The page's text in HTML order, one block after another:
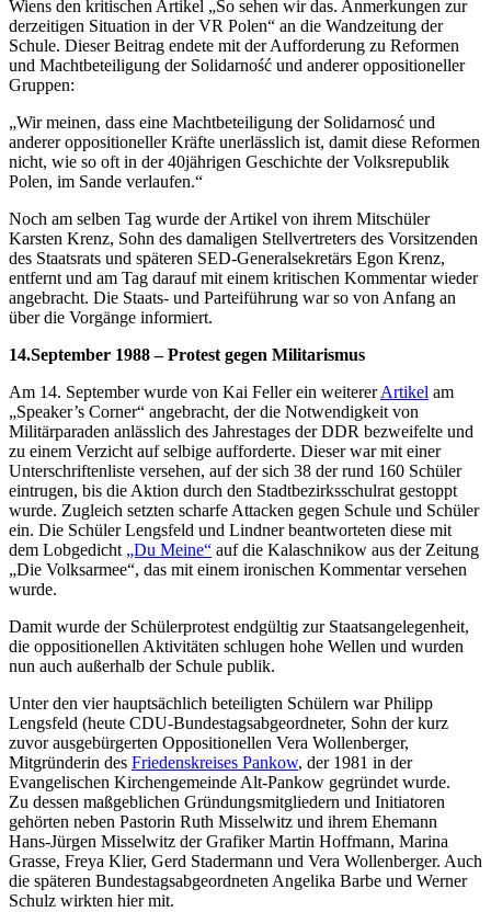
Wiens den kritischen Artikel „So sehen wir das. Anmerkungen zur
derzeitigen Situation in der VR Polen“ an die Wandzeitung der
Schule. Dieser Beitrag endete mit der Aufforderung zu Reformen
und Machtbeteiligung der Solidarność und anderer oppositioneller
Gruppen:
„Wir meinen, dass eine Machtbeteiligung der Solidarnosć und
anderer oppositioneller Kräfte unerlässlich ist, damit diese Reformen
nicht, wie so oft in der 40jährigen Geschichte der Volksrepublik
Polen, im Sande verlaufen.“
Noch am selben Tag wurde der Artikel von ihrem Mitschüler
Karsten Krenz, Sohn des damaligen Stellvertreters des Vorsitzenden
des Staatsrats und späteren SED-Generalsekretärs Egon Krenz,
entfernt und am Tag darauf mit einem kritischen Kommentar wieder
angebracht. Die Staats- und Parteiführung war so von Anfang an
über die Vorgänge informiert.
14.September 1988 – Protest gegen Militarismus
Am 14. September wurde von Kai Feller ein weitererArtikel am
„Speaker’s Corner“ angebracht, der die Notwendigkeit von
Militärparaden anlässlich des Jahrestages der DDR bezweifelte und
zu einem Verzicht auf selbige aufforderte. Dieser war mit einer
Unterschriftenliste versehen, auf der sich 38 der rund 160 Schüler
eintrugen, bis die Aktion durch den Stadtbezirksschulrat gestoppt
wurde. Zugleich setzten scharfe Attacken gegen Schule und Schüler
ein. Die Schüler Lengsfeld und Lindner beantworteten diese mit
dem Lobgedicht „Du Meine“ auf die Kalaschnikow aus der Zeitung
„Die Volksarmee“, das mit einem ironischen Kommentar versehen
wurde.
Damit wurde der Schülerprotest endgültig zur Staatsangelegenheit,
die oppositionellen Aktivitäten schlugen hohe Wellen und wurden
nun auch außerhalb der Schule publik.
Unter den vier hauptsächlich beteiligten Schülern war Philipp
Lengsfeld (heute CDU-Bundestagsabgeordneter, Sohn der kurz
zuvor ausgebürgerten Oppositionellen Vera Wollenberger,
Mitgründerin des Friedenskreises Pankow, der 1981 in der
Evangelischen Kirchengemeinde Alt-Pankow gegründet wurde.
Zu dessen maßgeblichen Gründungsmitgliedern und Initiatoren
gehörten neben Pastorin Ruth Misselwitz und ihrem Ehemann
Hans-Jürgen Misselwitz der Grafiker Martin Hoffmann, Marina
Grasse, Freya Klier, Gerd Stadermann und Vera Wollenberger. Auch
die späteren Bundestagsabgeordneten Angelika Barbe und Werner
Schulz wirkten hier mit.